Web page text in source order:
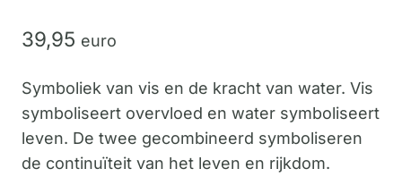
39,95 euro
Symboliek van vis en de kracht van water. Vis
symboliseert overvloed en water symboliseert
leven. De twee gecombineerd symboliseren
de continuïteit van het leven en rijkdom.